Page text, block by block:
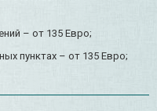
– от 135 Евро;
пунктах – от 135 Евро;